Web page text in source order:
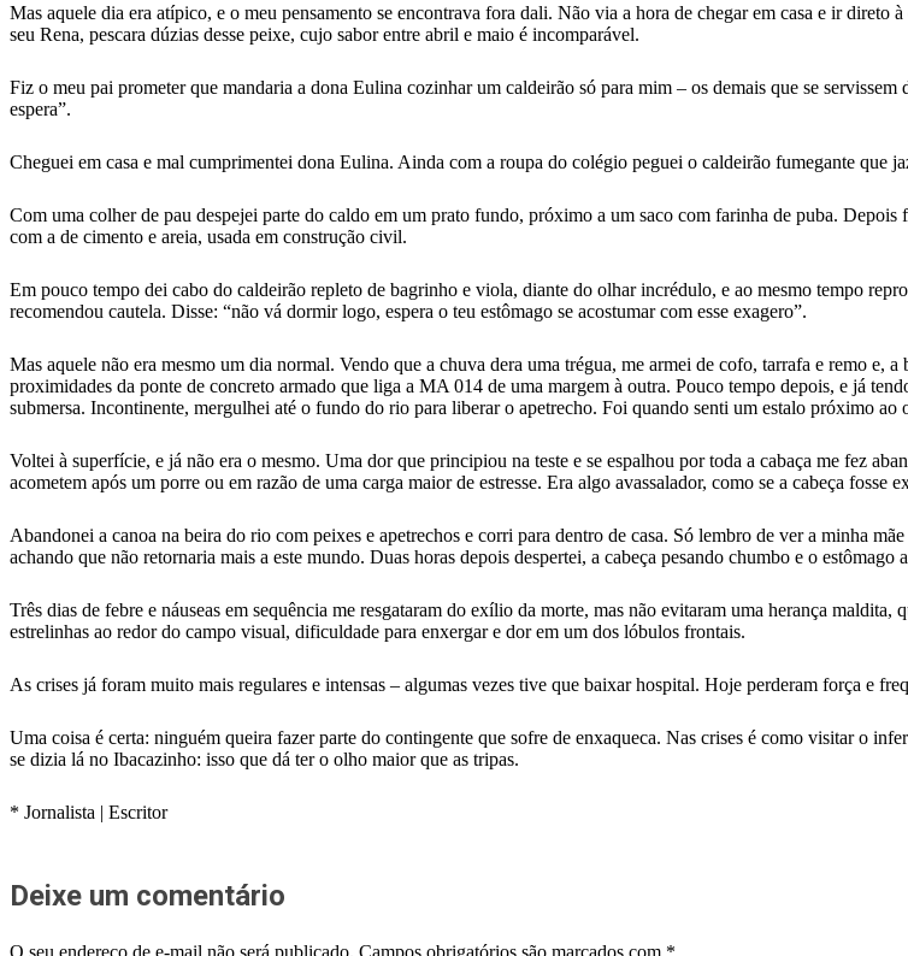
Mas aquele dia era atípico, e o meu pensamento se encontrava fora dali. Não via a hora de chegar em casa e ir
seu Rena, pescara dúzias desse peixe, cujo sabor entre abril e maio é incomparável.
Fiz o meu pai prometer que mandaria a dona Eulina cozinhar um caldeirão só para mim – os demais que se
espera”.
Cheguei em casa e mal cumprimentei dona Eulina. Ainda com a roupa do colégio peguei o caldeirão fumegante que
Com uma colher de pau despejei parte do caldo em um prato fundo, próximo a um saco com farinha de puba.
com a de cimento e areia, usada em construção civil.
Em pouco tempo dei cabo do caldeirão repleto de bagrinho e viola, diante do olhar incrédulo, e ao mesmo tempo
recomendou cautela. Disse: “não vá dormir logo, espera o teu estômago se acostumar com esse exagero”.
Mas aquele não era mesmo um dia normal. Vendo que a chuva dera uma trégua, me armei de cofo, tarrafa e remo e,
proximidades da ponte de concreto armado que liga a MA 014 de uma margem à outra. Pouco tempo depois, e já
submersa. Incontinente, mergulhei até o fundo do rio para liberar o apetrecho. Foi quando senti um estalo próximo ao
Voltei à superfície, e já não era o mesmo. Uma dor que principiou na teste e se espalhou por toda a cabaça me fez
acometem após um porre ou em razão de uma carga maior de estresse. Era algo avassalador, como se a cabeça fosse
Abandonei a canoa na beira do rio com peixes e apetrechos e corri para dentro de casa. Só lembro de ver a minha
achando que não retornaria mais a este mundo. Duas horas depois despertei, a cabeça pesando chumbo e o
Três dias de febre e náuseas em sequência me resgataram do exílio da morte, mas não evitaram uma herança
estrelinhas ao redor do campo visual, dificuldade para enxergar e dor em um dos lóbulos frontais.
As crises já foram muito mais regulares e intensas – algumas vezes tive que baixar hospital. Hoje perderam força e
Uma coisa é certa: ninguém queira fazer parte do contingente que sofre de enxaqueca. Nas crises é como visitar o
se dizia lá no Ibacazinho: isso que dá ter o olho maior que as tripas.
* Jornalista | Escritor
Deixe um comentário
O seu endereço de e-mail não será publicado. Campos obrigatórios são marcados com *